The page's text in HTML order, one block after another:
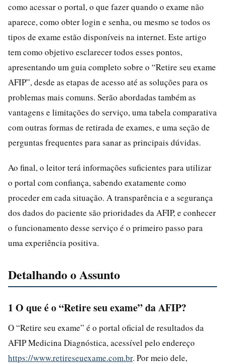
como acessar o portal, o que fazer quando o exame não
aparece, como obter login e senha, ou mesmo se todos os
tipos de exame estão disponíveis na internet. Este artigo
tem como objetivo esclarecer todos esses pontos,
apresentando um guia completo sobre o “Retire seu exame
AFIP”, desde as etapas de acesso até as soluções para os
problemas mais comuns. Serão abordadas também as
vantagens e limitações do serviço, uma tabela comparativa
com outras formas de retirada de exames, e uma seção de
perguntas frequentes para sanar as principais dúvidas.
Ao final, o leitor terá informações suficientes para utilizar
o portal com confiança, sabendo exatamente como
proceder em cada situação. A transparência e a segurança
dos dados do paciente são prioridades da AFIP, e conhecer
o funcionamento desse serviço é o primeiro passo para
uma experiência positiva.
Detalhando o Assunto
1 O que é o “Retire seu exame” da AFIP?
O “Retire seu exame” é o portal oficial de resultados da
AFIP Medicina Diagnóstica, acessível pelo endereço
https://www.retireseuexame.com.br. Por meio dele,